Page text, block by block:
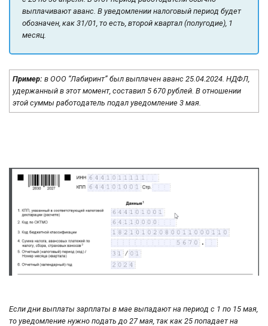
выплачивают аванс. В уведомлении налоговый период будет
обозначен, как 31/01, то есть, второй квартал (полугодие), 1
месяц.
Пример: в ООО “Лабиринт” был выплачен аванс 25.04.2024. НДФЛ,
удержанный в этот момент, составил 5 670 рублей. В отношении
этой суммы работодатель подал уведомление 3 мая.
Если дни выплаты зарплаты в мае выпадают на период с 1 по 15 мая,
то уведомление нужно подать до 27 мая, так как 25 попадает на